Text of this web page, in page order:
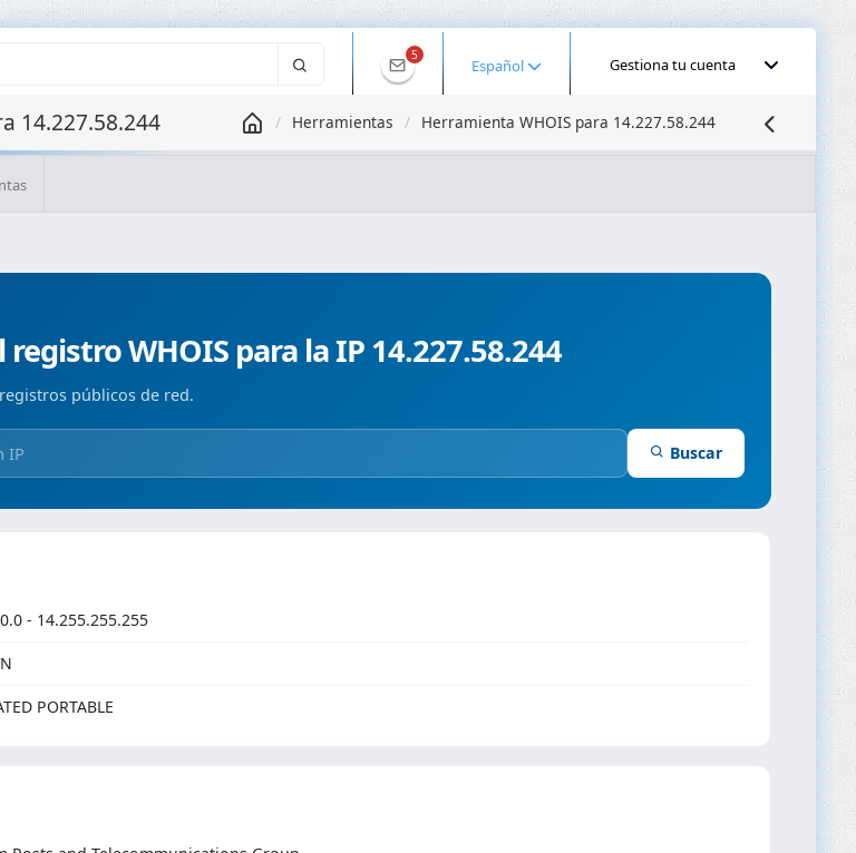
5
Español Gestiona tu cuenta
14.227.58.244 Herramientas Herramienta WHOIS para 14.227.58.244
WHOIS para la IP 14.227.58.244
públicos de red.
Buscar
- 14.255.255.255
PORTABLE